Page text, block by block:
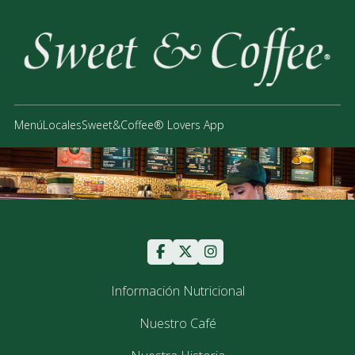
MenúLocalesSweet&Coffee® Lovers App
Información Nutricional
Nuestro Café